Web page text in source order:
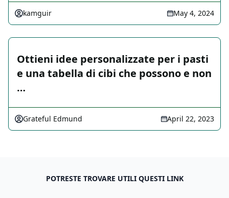
kamguir May 4, 2024
Ottieni idee personalizzate per i pasti
e una tabella di cibi che possono e non
…
Grateful Edmund April 22, 2023
POTRESTE TROVARE UTILI QUESTI LINK